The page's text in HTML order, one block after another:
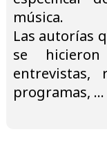
música.
Las autorías
se
entrevistas,
programas, ...